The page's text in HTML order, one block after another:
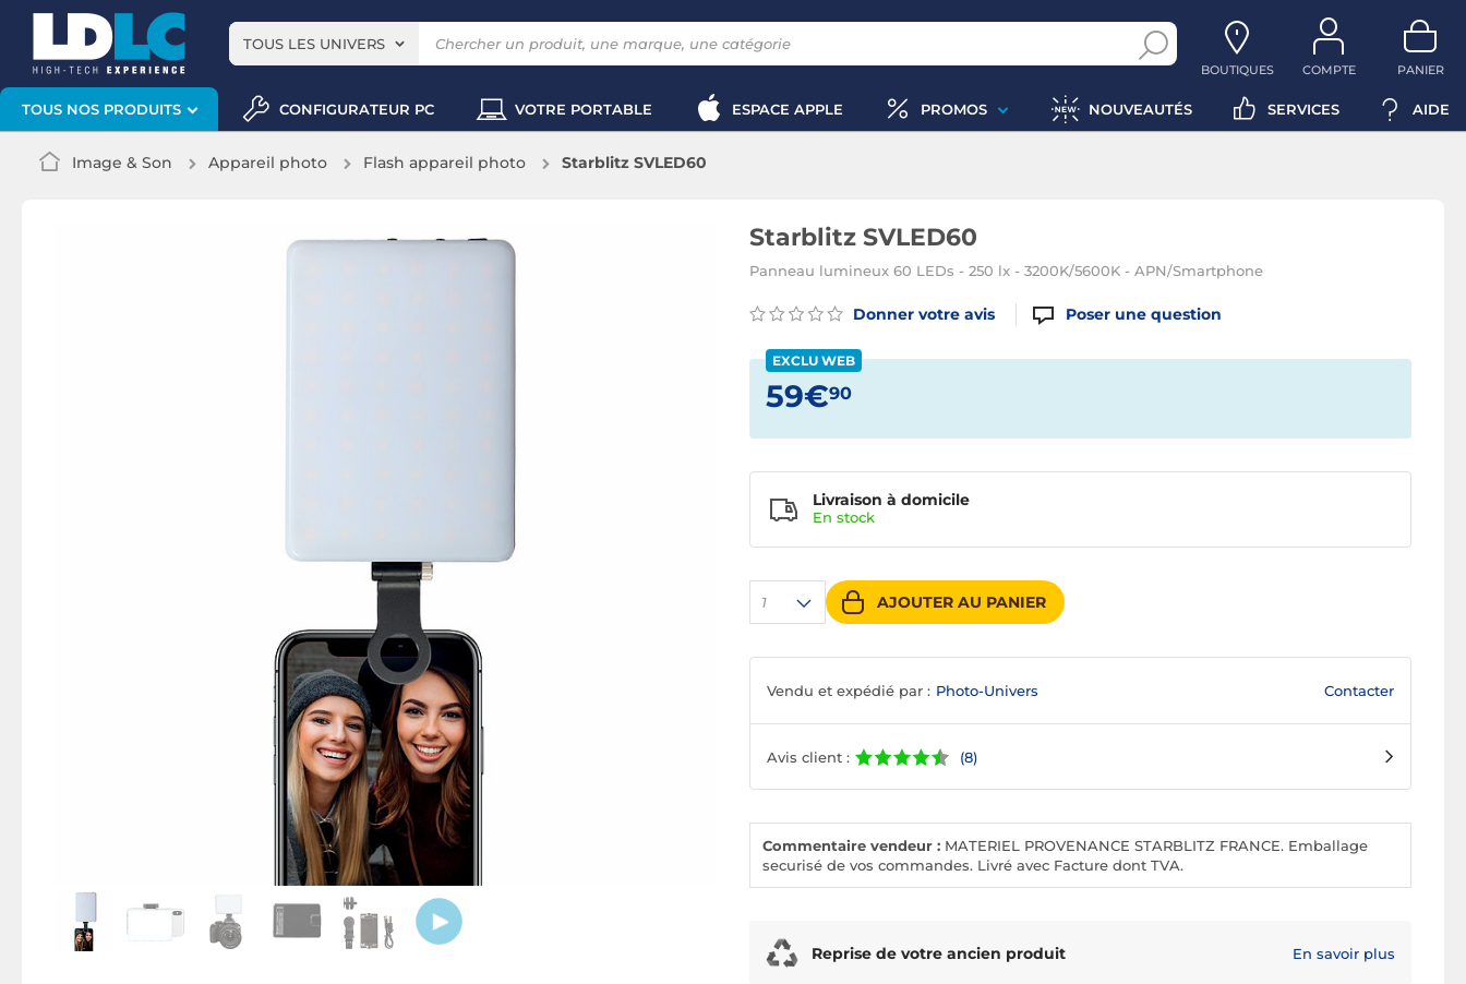
TOUS LES UNIVERS
BOUTIQUES COMPTE PANIER
TOUS NOS PRODUITS CONFIGURATEUR PC VOTRE PORTABLE ESPACE APPLE PROMOS NOUVEAUTÉS SERVICES AIDE
Image & Son Appareil photo Flash appareil photo Starblitz SVLED60
Starblitz SVLED60
Panneau lumineux 60 LEDs - 250 lx - 3200K/5600K - APN/Smartphone
Donner votre avis Poser une question
EXCLU WEB
59€90
1 AJOUTER AU PANIER
Livraison à domicile
En stock
Vendu et expédié par : Photo-Univers Contacter
Avis client : (8)
Commentaire vendeur : MATERIEL PROVENANCE STARBLITZ FRANCE. Emballage
securisé de vos commandes. Livré avec Facture dont TVA.
Reprise de votre ancien produit En savoir plus